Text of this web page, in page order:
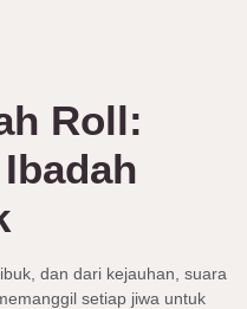
Roll:
dan dari kejauhan, suara
setiap jiwa untuk